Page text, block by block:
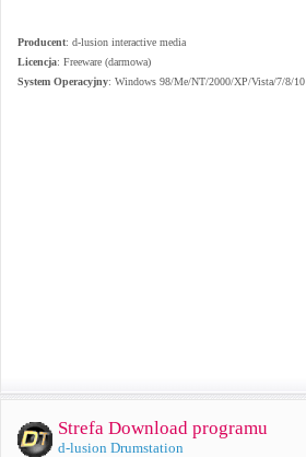
Producent: d-lusion interactive media
Licencja: Freeware (darmowa)
System Operacyjny: Windows 98/Me/NT/2000/XP/Vista/7/8/10
Strefa Download programu
d-lusion Drumstation